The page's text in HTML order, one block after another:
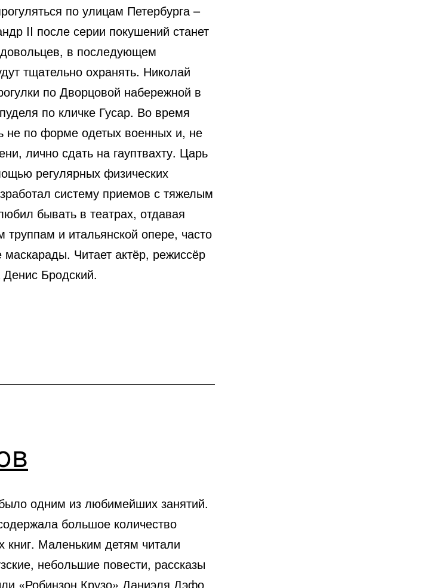
по улицам Петербурга –
II после серии покушений станет
в последующем
тщательно охранять. Николай
по Дворцовой набережной в
по кличке Гусар. Во время
не по форме одетых военных и, не
лично сдать на гауптвахту. Царь
регулярных физических
систему приемов с тяжелым
бывать в театрах, отдавая
труппам и итальянской опере, часто
Читает актёр, режиссёр
Бродский.
одним из любимейших занятий.
большое количество
книг. Маленьким детям читали
небольшие повести, рассказы
«Робинзон Крузо» Даниэля Дэфо